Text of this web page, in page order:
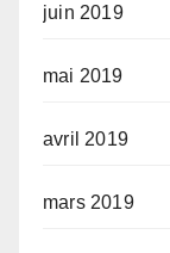
juin 2019
mai 2019
avril 2019
mars 2019